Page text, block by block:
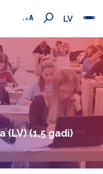
LV
(LV) (1,5 gadi)